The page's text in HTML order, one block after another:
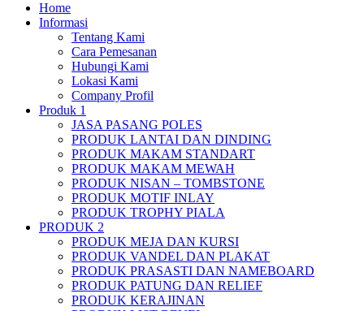
Home
Informasi
Tentang Kami
Cara Pemesanan
Hubungi Kami
Lokasi Kami
Company Profil
Produk 1
JASA PASANG POLES
PRODUK LANTAI DAN DINDING
PRODUK MAKAM STANDART
PRODUK MAKAM MEWAH
PRODUK NISAN – TOMBSTONE
PRODUK MOTIF INLAY
PRODUK TROPHY PIALA
PRODUK 2
PRODUK MEJA DAN KURSI
PRODUK VANDEL DAN PLAKAT
PRODUK PRASASTI DAN NAMEBOARD
PRODUK PATUNG DAN RELIEF
PRODUK KERAJINAN